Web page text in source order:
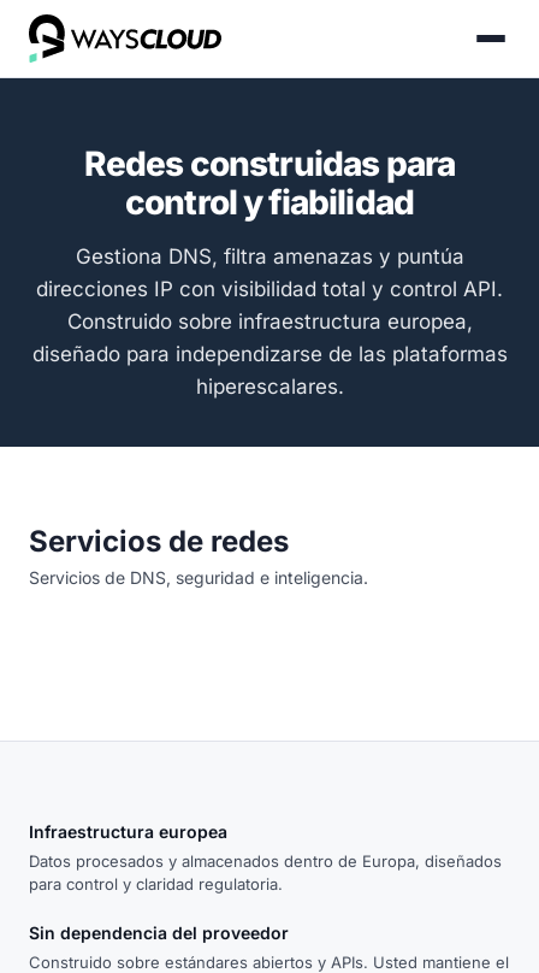
Redes construidas para
control y fiabilidad
Gestiona DNS, filtra amenazas y puntúa
direcciones IP con visibilidad total y control API.
Construido sobre infraestructura europea,
diseñado para independizarse de las plataformas
hiperescalares.
Servicios de redes
Servicios de DNS, seguridad e inteligencia.
Infraestructura europea
Datos procesados y almacenados dentro de Europa, diseñados
para control y claridad regulatoria.
Sin dependencia del proveedor
Construido sobre estándares abiertos y APIs. Usted mantiene el